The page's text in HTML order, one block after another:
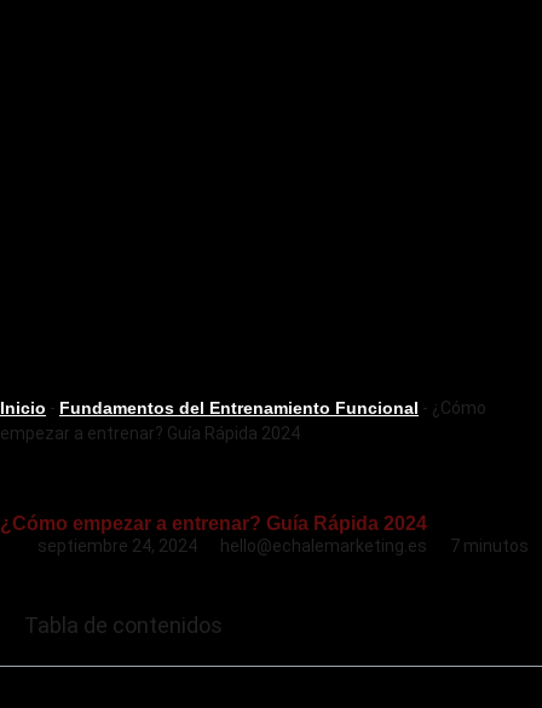
Inicio - Fundamentos del Entrenamiento Funcional - ¿Cómo
empezar a entrenar? Guía Rápida 2024
¿Cómo empezar a entrenar? Guía Rápida 2024
septiembre 24, 2024 hello@echalemarketing.es 7 minutos
Tabla de contenidos